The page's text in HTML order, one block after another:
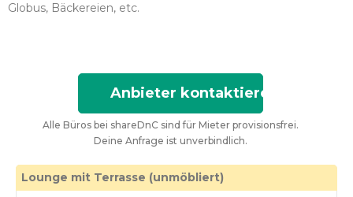
Globus, Bäckereien, etc.
Anbieter kontaktieren
Alle Büros bei shareDnC sind für Mieter provisionsfrei.
Deine Anfrage ist unverbindlich.
Lounge mit Terrasse (unmöbliert)